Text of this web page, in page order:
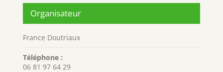
Organisateur
France Doutriaux
Téléphone :
06 81 97 64 29